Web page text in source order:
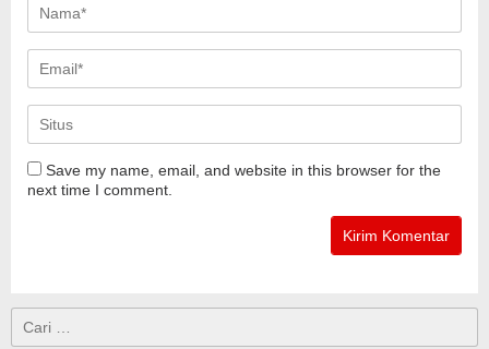
Save my name, email, and website in this browser for the
next time I comment.
untuk: